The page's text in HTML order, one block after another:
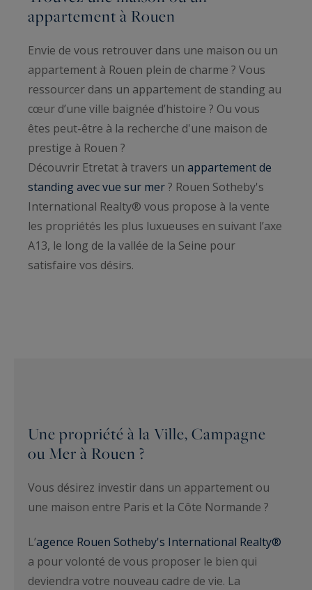
appartement à Rouen
Envie de vous retrouver dans une maison ou un
appartement à Rouen plein de charme ? Vous
ressourcer dans un appartement de standing au
cœur d’une ville baignée d’histoire ? Ou vous
êtes peut-être à la recherche d'une maison de
prestige à Rouen ?
Découvrir Etretat à travers un appartement de
standing avec vue sur mer? Rouen Sotheby's
International Realty® vous propose à la vente
les propriétés les plus luxueuses en suivant l’axe
A13, le long de la vallée de la Seine pour
satisfaire vos désirs.
Une propriété à la Ville, Campagne
ou Mer à Rouen ?
Vous désirez investir dans un appartement ou
une maison entre Paris et la Côte Normande ?
L’agence Rouen Sotheby's International Realty®
a pour volonté de vous proposer le bien qui
deviendra votre nouveau cadre de vie. La